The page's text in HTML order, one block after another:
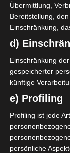
Progrès Sportif
Die
SPIELTAG 1
22 Aug. 2026
PS Sakiet
Übermittlung,
Bereitstellung,
Einschränkung,
d)
Einschränkung
gespeicherter
künftige
e) Profiling
Profiling ist jede
persönliche